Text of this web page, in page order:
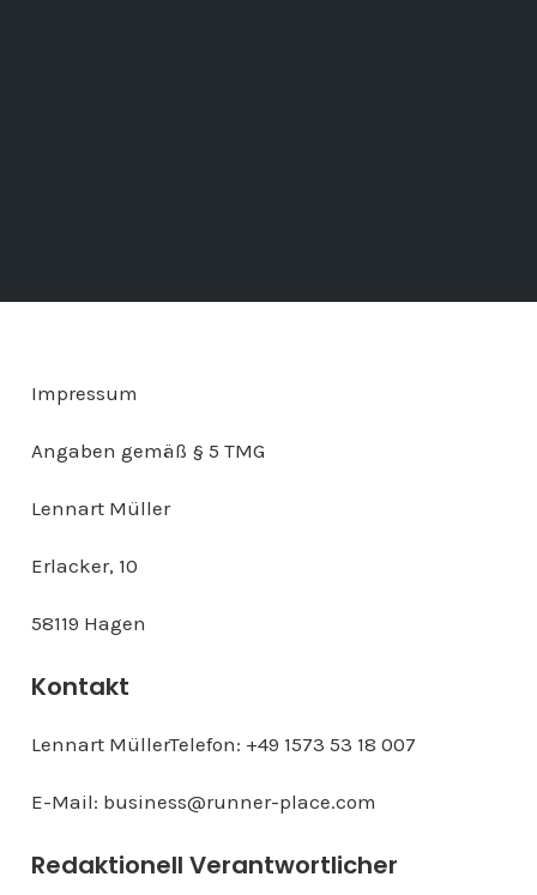
Impressum
Angaben gemäß § 5 TMG
Lennart Müller
Erlacker, 10
58119 Hagen
Kontakt
Lennart MüllerTelefon: +49 1573 53 18 007
E-Mail: business@runner-place.com
Redaktionell Verantwortlicher